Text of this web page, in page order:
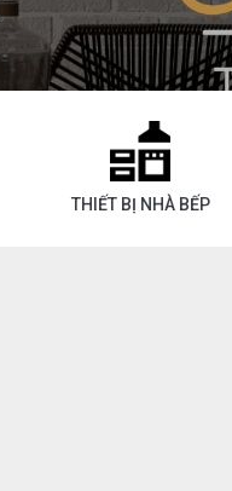
THIẾT BỊ NHÀ BẾP